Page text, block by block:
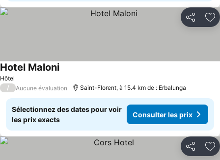
Partager
Hôtel
Hotel MaloniConsulter les prix
/ Aucune évaluation Saint-Florent, à 15.4 km de : Erbalunga
Sélectionnez des dates pour voir
les prix exacts
Consulter les prix
Partager